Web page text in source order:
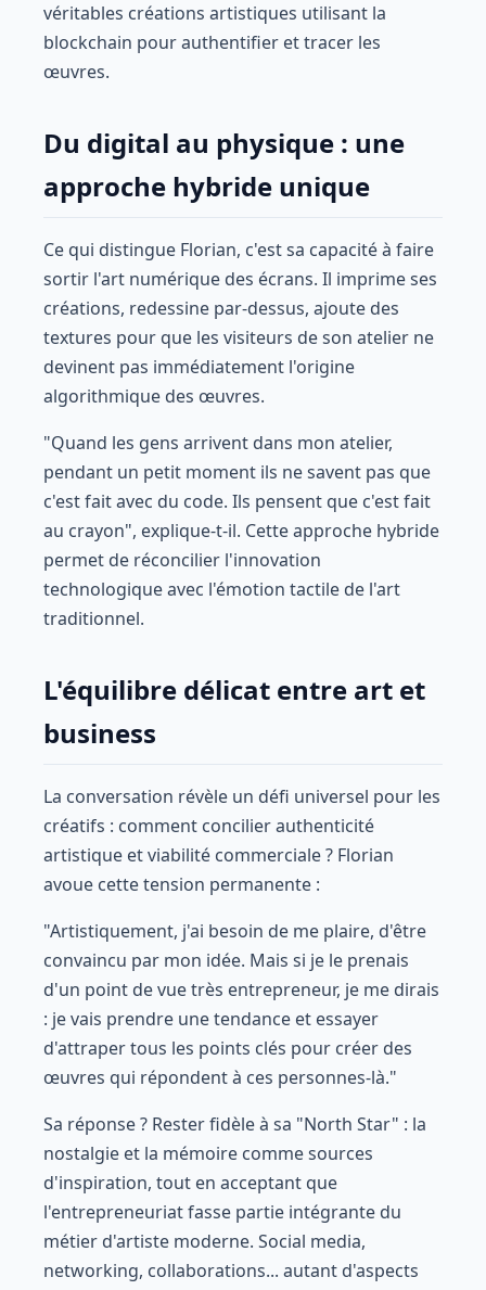
véritables créations artistiques utilisant la
blockchain pour authentifier et tracer les
œuvres.
Du digital au physique : une
approche hybride unique
Ce qui distingue Florian, c'est sa capacité à faire
sortir l'art numérique des écrans. Il imprime ses
créations, redessine par-dessus, ajoute des
textures pour que les visiteurs de son atelier ne
devinent pas immédiatement l'origine
algorithmique des œuvres.
"Quand les gens arrivent dans mon atelier,
pendant un petit moment ils ne savent pas que
c'est fait avec du code. Ils pensent que c'est fait
au crayon", explique-t-il. Cette approche hybride
permet de réconcilier l'innovation
technologique avec l'émotion tactile de l'art
traditionnel.
L'équilibre délicat entre art et
business
La conversation révèle un défi universel pour les
créatifs : comment concilier authenticité
artistique et viabilité commerciale ? Florian
avoue cette tension permanente :
"Artistiquement, j'ai besoin de me plaire, d'être
convaincu par mon idée. Mais si je le prenais
d'un point de vue très entrepreneur, je me dirais
: je vais prendre une tendance et essayer
d'attraper tous les points clés pour créer des
œuvres qui répondent à ces personnes-là."
Sa réponse ? Rester fidèle à sa "North Star" : la
nostalgie et la mémoire comme sources
d'inspiration, tout en acceptant que
l'entrepreneuriat fasse partie intégrante du
métier d'artiste moderne. Social media,
networking, collaborations... autant d'aspects